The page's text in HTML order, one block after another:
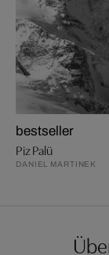
bestseller
Piz Palü
DANIEL MARTINEK